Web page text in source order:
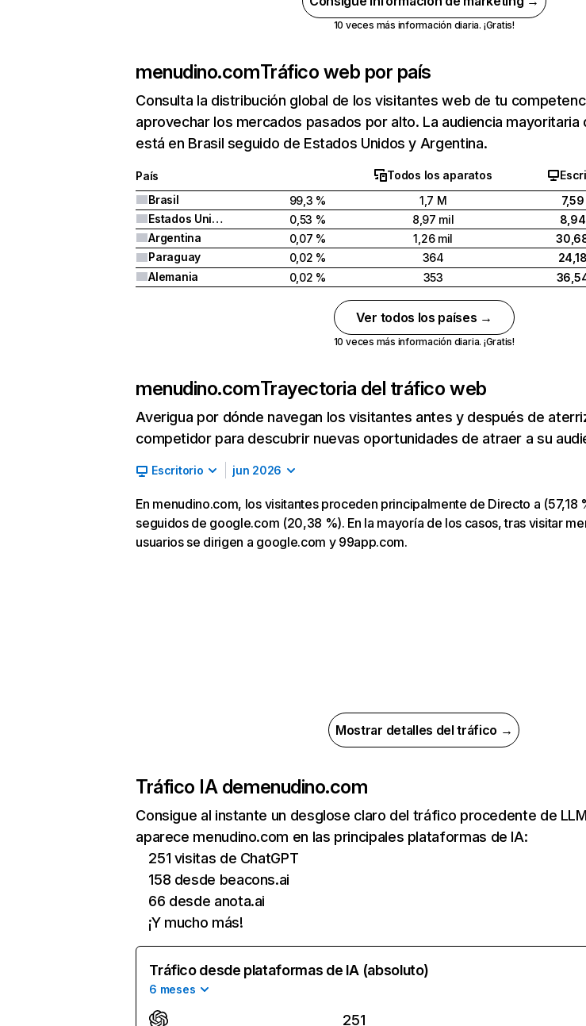
10 veces más información diaria. ¡Gratis!
menudino.comTráfico web por país
Consulta la distribución global de los visitantes web de tu
aprovechar los mercados pasados por alto. La audiencia mayoritaria
está en Brasil seguido de Estados Unidos y Argentina.
País Todos los aparatos
Brasil
99,3 % 1,7 M
Estados Unidos
0,53 % 8,97 mil
Argentina
0,07 % 1,26 mil
Paraguay
0,02 % 364
Alemania
0,02 % 353
Ver todos los países →
10 veces más información diaria. ¡Gratis!
menudino.comTrayectoria del tráfico web
Averigua por dónde navegan los visitantes antes y después de
competidor para descubrir nuevas oportunidades de atraer a su
Escritorio jun 2026
En menudino.com, los visitantes proceden principalmente de Directo a (57,18
seguidos de google.com (20,38 %). En la mayoría de los casos, tras visitar
usuarios se dirigen a google.com y 99app.com.
Mostrar detalles del tráfico →
Tráfico IA demenudino.com
Consigue al instante un desglose claro del tráfico procedente de
aparece menudino.com en las principales plataformas de IA:
251 visitas de ChatGPT
158 desde beacons.ai
66 desde anota.ai
¡Y mucho más!
Tráfico desde plataformas de IA (absoluto)
6 meses
251